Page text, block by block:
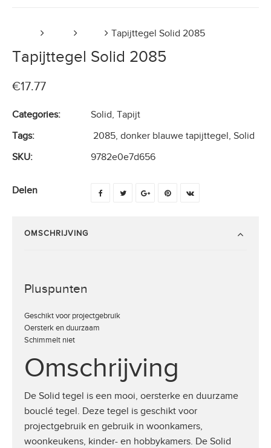
Tapijttegel Solid 2085
Tapijttegel Solid 2085
€17.77
Categories: Solid, Tapijt
Tags:
2085, donker blauwe tapijttegel , Solid
SKU:
9782e0e7d656
Delen
OMSCHRIJVING
Pluspunten
Geschikt voor projectgebruik
Oersterk en duurzaam
Schimmelt niet
Omschrijving
De Solid tegel is een mooi, oersterke en duurzame
bouclé tegel. Deze tegel is geschikt voor
projectgebruik en gebruik in woonkamers,
woonkeukens, kinder- en hobbykamers. De Solid